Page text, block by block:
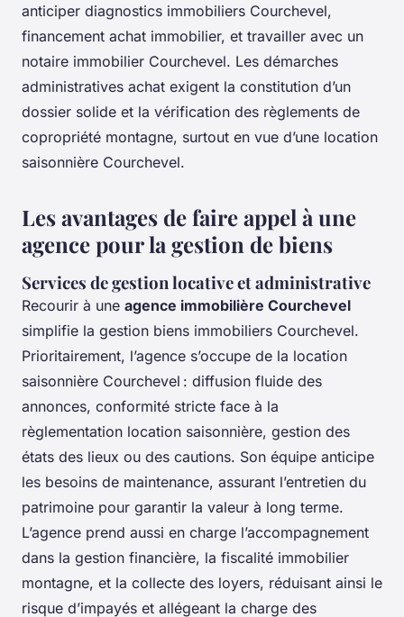
anticiper diagnostics immobiliers Courchevel,
financement achat immobilier, et travailler avec un
notaire immobilier Courchevel. Les démarches
administratives achat exigent la constitution d’un
dossier solide et la vérification des règlements de
copropriété montagne, surtout en vue d’une location
saisonnière Courchevel.
Les avantages de faire appel à une
agence pour la gestion de biens
Services de gestion locative et administrative
Recourir à une agence immobilière Courchevel
simplifie la gestion biens immobiliers Courchevel.
Prioritairement, l’agence s’occupe de la location
saisonnière Courchevel : diffusion fluide des
annonces, conformité stricte face à la
règlementation location saisonnière, gestion des
états des lieux ou des cautions. Son équipe anticipe
les besoins de maintenance, assurant l’entretien du
patrimoine pour garantir la valeur à long terme.
L’agence prend aussi en charge l’accompagnement
dans la gestion financière, la fiscalité immobilier
montagne, et la collecte des loyers, réduisant ainsi le
risque d’impayés et allégeant la charge des